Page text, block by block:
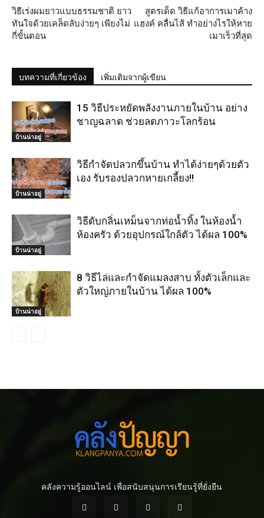
วิธีเร่งผมยาวแบบธรรมชาติ ยาว
ทันใจด้วยเคล็ดลับง่ายๆ เพียงไม่
กี่ขั้นตอน
สูตรเด็ด วิธีแก้อาการเมาค้าง
แฮงค์ คลื่นไส้ ทำอย่างไรให้หาย
เมาเร็วที่สุด
บทความที่เกี่ยวข้อง เพิ่มเติมจากผู้เขียน
บ้านน่าอยู่
15 วิธีประหยัดพลังงานภายในบ้าน อย่าง
ชาญฉลาด ช่วยลดภาวะโลกร้อน
บ้านน่าอยู่
วิธีกําจัดปลวกขึ้นบ้าน ทำได้ง่ายๆด้วยตัว
เอง รับรองปลวกหายเกลี้ยง!!
บ้านน่าอยู่
วิธีดับกลิ่นเหม็นจากท่อน้ำทิ้ง ในห้องน้ำ
ห้องครัว ด้วยอุปกรณ์ใกล้ตัว ได้ผล 100%
บ้านน่าอยู่
8 วิธีไล่และกําจัดแมลงสาบ ทั้งตัวเล็กและ
ตัวใหญ่ภายในบ้าน ได้ผล 100%
คลังความรู้ออนไลน์ เพื่อสนับสนุนการเรียนรู้ที่ยั่งยืน